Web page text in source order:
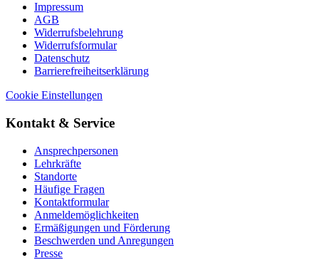
Impressum
AGB
Widerrufsbelehrung
Widerrufsformular
Datenschutz
Barrierefreiheitserklärung
Cookie Einstellungen
Kontakt & Service
Ansprechpersonen
Lehrkräfte
Standorte
Häufige Fragen
Kontaktformular
Anmeldemöglichkeiten
Ermäßigungen und Förderung
Beschwerden und Anregungen
Presse